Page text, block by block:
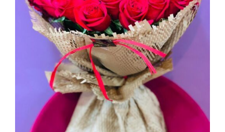
AÑADIR AL CARRITO
/
DETALLES